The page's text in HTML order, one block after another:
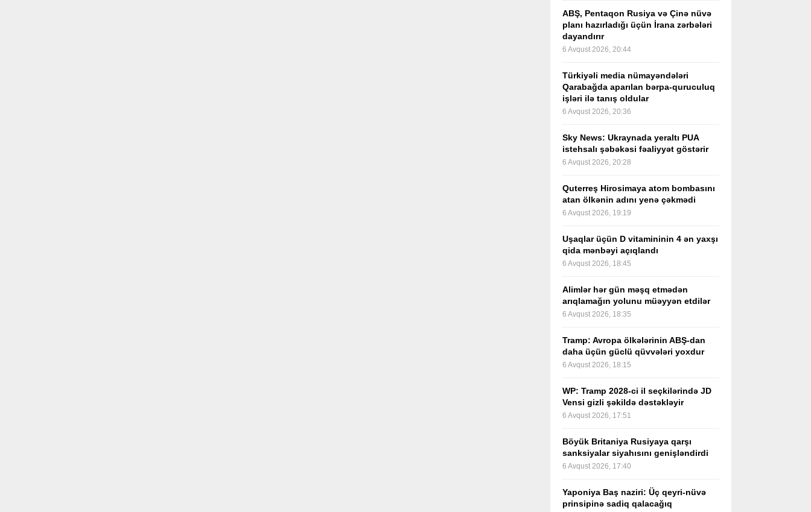
ABŞ, Pentaqon Rusiya və Çinə nüvə
planı hazırladığı üçün İrana zərbələri
dayandırır
6 Avqust 2026, 20:44
Türkiyəli media nümayəndələri
Qarabağda aparılan bərpa-quruculuq
işləri ilə tanış oldular
6 Avqust 2026, 20:36
Sky News: Ukraynada yeraltı PUA
istehsalı şəbəkəsi fəaliyyət göstərir
6 Avqust 2026, 20:28
Quterreş Hirosimaya atom bombasını
atan ölkənin adını yenə çəkmədi
6 Avqust 2026, 19:19
Uşaqlar üçün D vitamininin 4 ən yaxşı
qida mənbəyi açıqlandı
6 Avqust 2026, 18:45
Alimlər hər gün məşq etmədən
arıqlamağın yolunu müəyyən etdilər
6 Avqust 2026, 18:35
Tramp: Avropa ölkələrinin ABŞ-dan
daha üçün güclü qüvvələri yoxdur
6 Avqust 2026, 18:15
WP: Tramp 2028-ci il seçkilərində JD
Vensi gizli şəkildə dəstəkləyir
6 Avqust 2026, 17:51
Böyük Britaniya Rusiyaya qarşı
sanksiyalar siyahısını genişləndirdi
6 Avqust 2026, 17:40
Yaponiya Baş naziri: Üç qeyri-nüvə
prinsipinə sadiq qalacağıq